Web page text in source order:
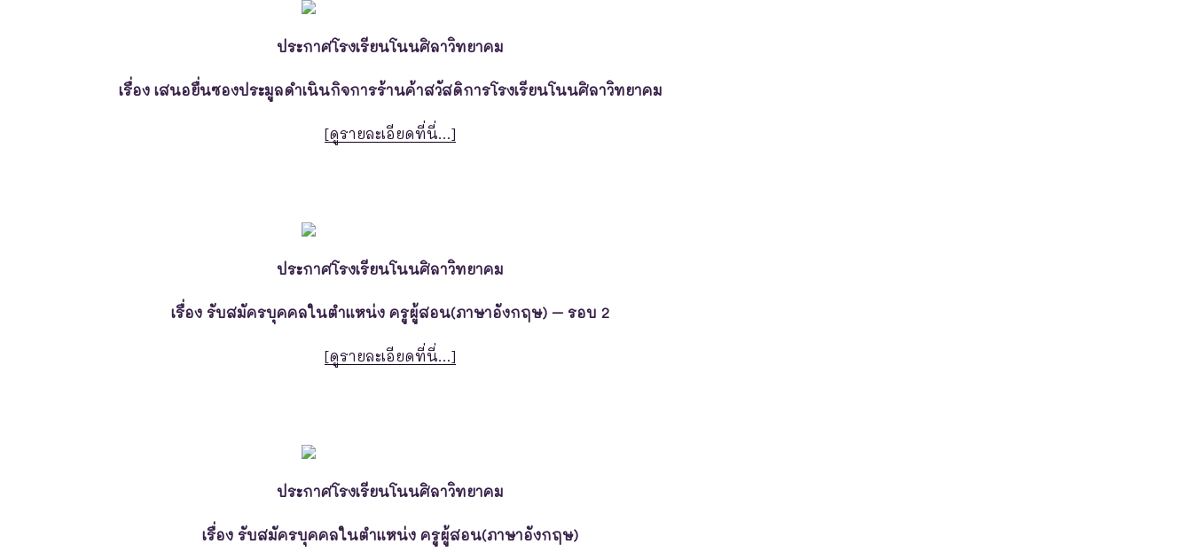
ประกาศโรงเรียนโนนศิลาวิทยาคม
เรื่อง เสนอยื่นซองประมูลดำเนินกิจการร้านค้าสวัสดิการโรงเรียนโนนศิลาวิทยาคม
[ดูรายละเอียดที่นี่…]
ประกาศโรงเรียนโนนศิลาวิทยาคม
เรื่อง รับสมัครบุคคลในตำแหน่ง ครูผู้สอน(ภาษาอังกฤษ) – รอบ 2
[ดูรายละเอียดที่นี่…]
ประกาศโรงเรียนโนนศิลาวิทยาคม
เรื่อง รับสมัครบุคคลในตำแหน่ง ครูผู้สอน(ภาษาอังกฤษ)